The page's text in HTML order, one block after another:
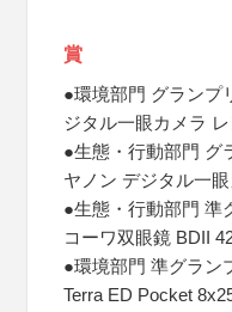
賞
●環境部門 グラン
ジタル一眼カメラ
●生態・行動部門
ヤノン デジタル一
●生態・行動部門 準
コーワ双眼鏡 BDII
●環境部門 準グラ
Terra ED Pocket